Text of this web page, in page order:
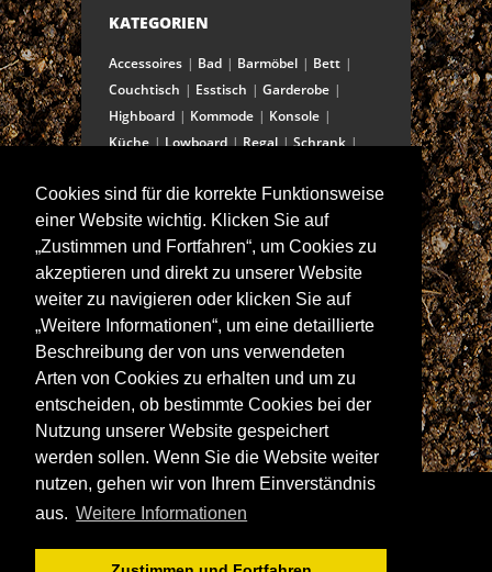
Cookies sind für die korrekte Funktionsweise
einer Website wichtig. Klicken Sie auf
„Zustimmen und Fortfahren“, um Cookies zu
akzeptieren und direkt zu unserer Website
weiter zu navigieren oder klicken Sie auf
„Weitere Informationen“, um eine detaillierte
Beschreibung der von uns verwendeten
Arten von Cookies zu erhalten und um zu
entscheiden, ob bestimmte Cookies bei der
Nutzung unserer Website gespeichert
werden sollen. Wenn Sie die Website weiter
nutzen, gehen wir von Ihrem Einverständnis
aus. Weitere Informationen
KATEGORIEN
Accessoires Bad Barmöbel
Bett
Couchtisch
Esstisch
Garderobe
Highboard
Kommode
Konsole
Küche
Lowboard Regal
Schrank
Stuhl/Bank
Truhe
Vitrine
Wohnwand
ANSCHRIFT
Spitalstraße 15
D-97421 Schweinfurt
Tel +49-9721 60555-60
Fax +49-9721 60555-99
E-Mail: info@wolf-moebel.de